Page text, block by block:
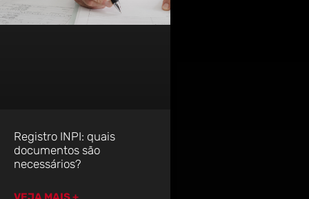
Registro INPI: quais
documentos são
necessários?